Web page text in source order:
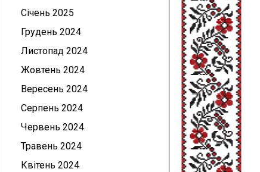
Січень 2025
Грудень 2024
Листопад 2024
Жовтень 2024
Вересень 2024
Серпень 2024
Червень 2024
Травень 2024
Квітень 2024